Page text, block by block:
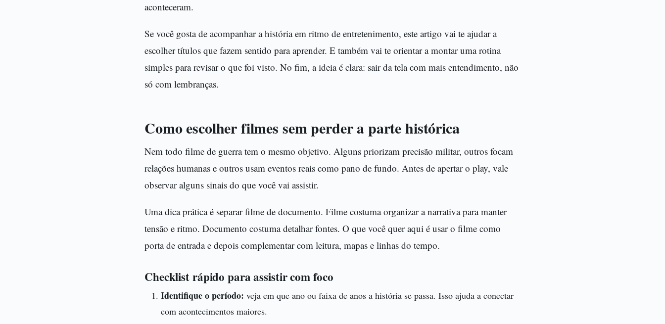
aconteceram.
Se você gosta de acompanhar a história em ritmo de entretenimento, este artigo vai te ajudar a
escolher títulos que fazem sentido para aprender. E também vai te orientar a montar uma rotina
simples para revisar o que foi visto. No fim, a ideia é clara: sair da tela com mais entendimento, não
só com lembranças.
Como escolher filmes sem perder a parte histórica
Nem todo filme de guerra tem o mesmo objetivo. Alguns priorizam precisão militar, outros focam
relações humanas e outros usam eventos reais como pano de fundo. Antes de apertar o play, vale
observar alguns sinais do que você vai assistir.
Uma dica prática é separar filme de documento. Filme costuma organizar a narrativa para manter
tensão e ritmo. Documento costuma detalhar fontes. O que você quer aqui é usar o filme como
porta de entrada e depois complementar com leitura, mapas e linhas do tempo.
Checklist rápido para assistir com foco
Identifique o período: veja em que ano ou faixa de anos a história se passa. Isso ajuda a conectar
com acontecimentos maiores.